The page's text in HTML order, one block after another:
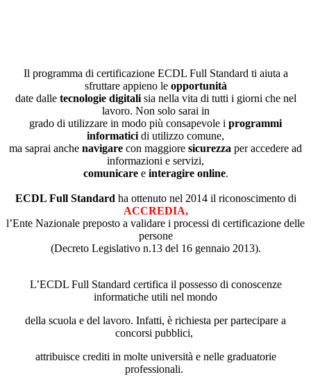
Il programma di certificazione ECDL Full Standard ti aiuta a
sfruttare appieno le opportunità
date dalle tecnologie digitali sia nella vita di tutti i giorni che nel
lavoro. Non solo sarai in
grado di utilizzare in modo più consapevole i programmi
informatici di utilizzo comune,
ma saprai anche navigare con maggiore sicurezza per accedere ad
informazioni e servizi,
comunicare e interagire online.
ECDL Full Standard ha ottenuto nel 2014 il riconoscimento di
ACCREDIA,
l’Ente Nazionale preposto a validare i processi di certificazione delle
persone
(Decreto Legislativo n.13 del 16 gennaio 2013).
​L’ECDL Full Standard certifica il possesso di conoscenze
informatiche utili nel mondo
della scuola e del lavoro. Infatti, è richiesta per partecipare a
concorsi pubblici,
attribuisce crediti in molte università e nelle graduatorie
professionali.